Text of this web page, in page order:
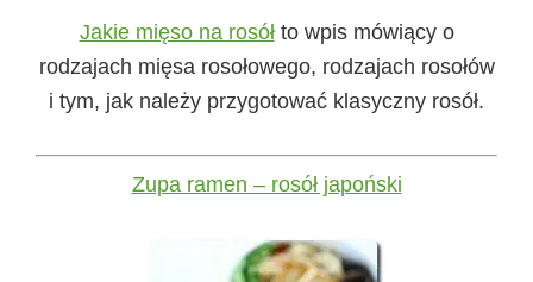
Jakie mięso na rosółto wpis mówiący o
rodzajach mięsa rosołowego, rodzajach rosołów
i tym, jak należy przygotować klasyczny rosół.
Zupa ramen – rosół japoński